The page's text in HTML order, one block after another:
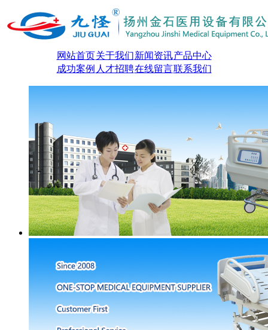
网站首页关于我们新闻资讯产品中心
成功案例 人才招聘在线留言联系我们